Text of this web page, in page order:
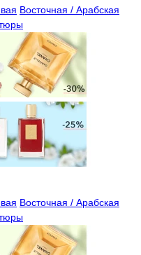
Восточная / Арабская
Восточная / Арабская